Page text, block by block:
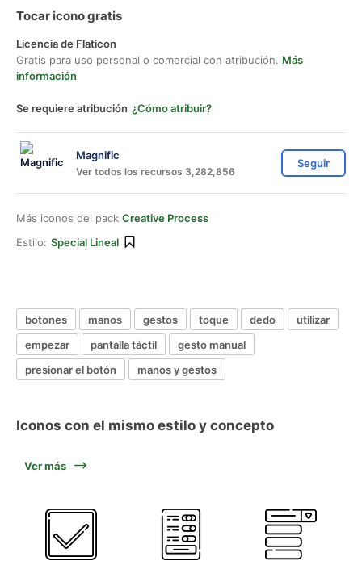
Tocar icono gratis
Licencia de Flaticon
Gratis para uso personal o comercial con atribución. Más
información
Se requiere atribución ¿Cómo atribuir?
Magnific
Ver todos los recursos 3,282,856
Seguir
Más iconos del pack Creative Process
Estilo: Special Lineal
botones manos gestos toque dedo
utilizar
empezar
pantalla táctil
gesto manual
presionar el botón
manos y gestos
Iconos con el mismo estilo y concepto
Ver más